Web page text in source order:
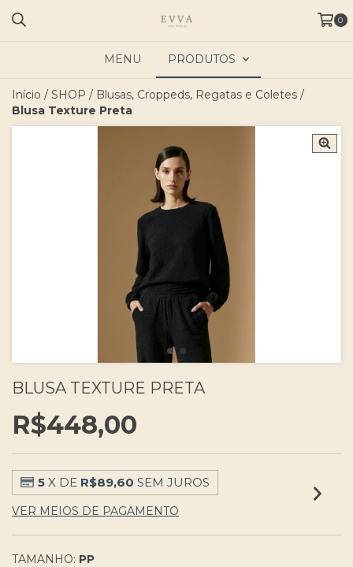
0
MENU PRODUTOS
Início / SHOP / Blusas, Croppeds, Regatas e Coletes /
Blusa Texture Preta
BLUSA TEXTURE PRETA
R$448,00
5 X DE R$89,60 SEM JUROS
VER MEIOS DE PAGAMENTO
TAMANHO: PP